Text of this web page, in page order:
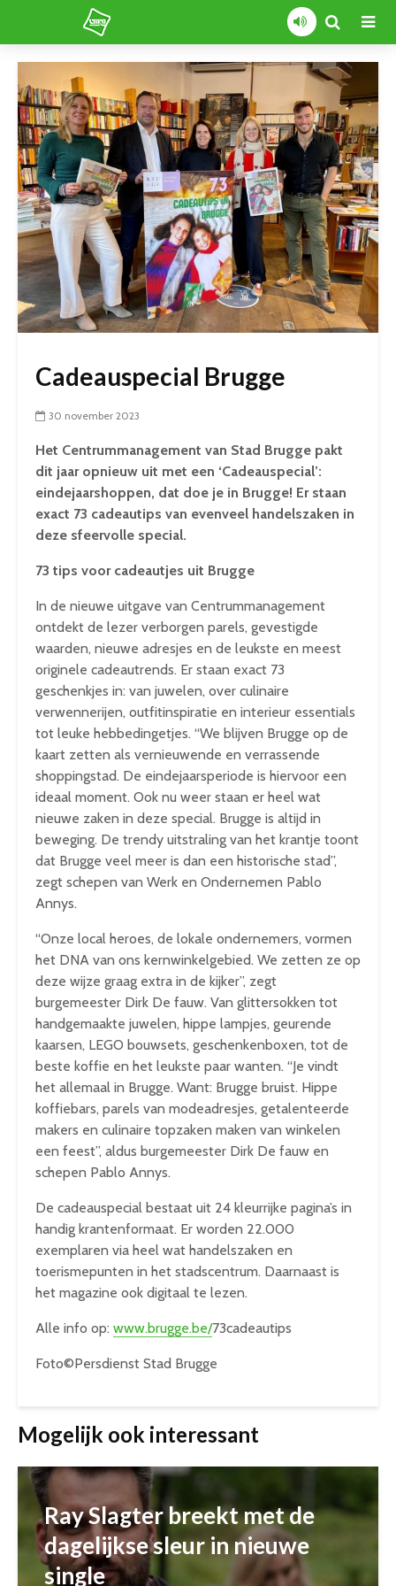
Cadeauspecial Brugge
30 november 2023
Het Centrummanagement van Stad Brugge pakt
dit jaar opnieuw uit met een ‘Cadeauspecial’:
eindejaarshoppen, dat doe je in Brugge! Er staan
exact 73 cadeautips van evenveel handelszaken in
deze sfeervolle special.
73 tips voor cadeautjes uit Brugge
In de nieuwe uitgave van Centrummanagement
ontdekt de lezer verborgen parels, gevestigde
waarden, nieuwe adresjes en de leukste en meest
originele cadeautrends. Er staan exact 73
geschenkjes in: van juwelen, over culinaire
verwennerijen, outfitinspiratie en interieur essentials
tot leuke hebbedingetjes. “We blijven Brugge op de
kaart zetten als vernieuwende en verrassende
shoppingstad. De eindejaarsperiode is hiervoor een
ideaal moment. Ook nu weer staan er heel wat
nieuwe zaken in deze special. Brugge is altijd in
beweging. De trendy uitstraling van het krantje toont
dat Brugge veel meer is dan een historische stad”,
zegt schepen van Werk en Ondernemen Pablo
Annys.
“Onze local heroes, de lokale ondernemers, vormen
het DNA van ons kernwinkelgebied. We zetten ze op
deze wijze graag extra in de kijker”, zegt
burgemeester Dirk De fauw. Van glittersokken tot
handgemaakte juwelen, hippe lampjes, geurende
kaarsen, LEGO bouwsets, geschenkenboxen, tot de
beste koffie en het leukste paar wanten. “Je vindt
het allemaal in Brugge. Want: Brugge bruist. Hippe
koffiebars, parels van modeadresjes, getalenteerde
makers en culinaire topzaken maken van winkelen
een feest”, aldus burgemeester Dirk De fauw en
schepen Pablo Annys.
De cadeauspecial bestaat uit 24 kleurrijke pagina’s in
handig krantenformaat. Er worden 22.000
exemplaren via heel wat handelszaken en
toerismepunten in het stadscentrum. Daarnaast is
het magazine ook digitaal te lezen.
Alle info op: www.brugge.be/73cadeautips
Foto©Persdienst Stad Brugge
Mogelijk ook interessant
Ray Slagter breekt met de
dagelijkse sleur in nieuwe
single